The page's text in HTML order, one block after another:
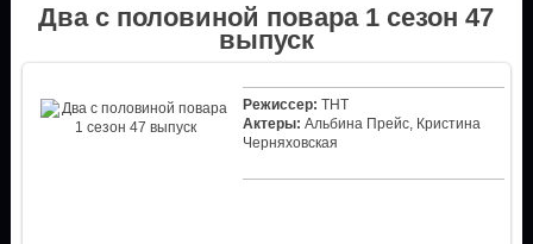
Два с половиной повара 1 сезон 47
выпуск
Режиссер: ТНТ
Актеры: Альбина Прейс, Кристина
Черняховская